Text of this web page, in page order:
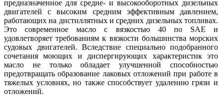
предназначенное для средне- и высокооборотных дизельных
двигателей с высоким средним эффективным давлением,
работающих на дистиллятных и средних дизельных топливах.
Это современное масло с вязкостью 40 по SAE и
удовлетворяет требованиям к вязкости большинства морских
судовых двигателей. Вследствие специально подобранного
сочетания моющих и диспергирующих характеристик это
масло не только обладает улучшенной способностью
предотвращать образование лаковых отложений при работе в
тяжелых условиях, но также способствует удалению грязи и
отложений.